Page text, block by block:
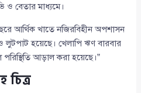
ও বেতার মাধ্যমে।
আর্থিক খাতে নজিরবিহীন অপশাসন
লুটপাট হয়েছে। খেলাপি ঋণ বারবার
আড়াল করা হয়েছে।”